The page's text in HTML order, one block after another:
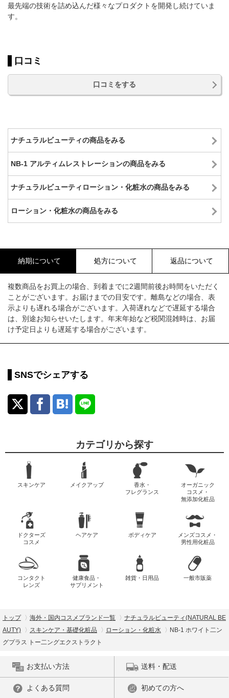
最先端の技術を詰め込んだ様々なプロダクトを開発し続けていま
す。
口コミ
口コミをする
ナチュラルビューティの商品をみる
NB-1 アルティムレストレーションの商品をみる
ナチュラルビューティローション・化粧水の商品をみる
ローション・化粧水の商品をみる
納期について 処方について 返品について
複数商品をお買上の場合、到着までに2週間前後お時間をいただく
ことがございます。お届けまでの目安です。離島などの場合、表
示よりも遅れる場合がございます。入荷遅れなどで遅延する場合
は、別途お知らせいたします。年末年始など税関混雑時は、お届
け予定日よりも遅延する場合がございます。
SNSでシェアする
カテゴリから探す
スキンケア メイクアップ
香水・
フレグランス
オーガニック
コスメ・
無添加化粧品
ドクターズ
コスメ
ヘアケア ボディケア
メンズコスメ・
男性用化粧品
コンタクト
レンズ
健康食品・
サプリメント
雑貨・日用品 一般市販薬
トップ 海外・国内コスメブランド一覧
ナチュラルビューティ(NATURAL BE
AUTY)
スキンケア・基礎化粧品 ローション・化粧水
NB-1 ホワイト二ン
グプラス トー二ングエクストラクト
お支払い方法 送料・配送
よくある質問 初めての方へ